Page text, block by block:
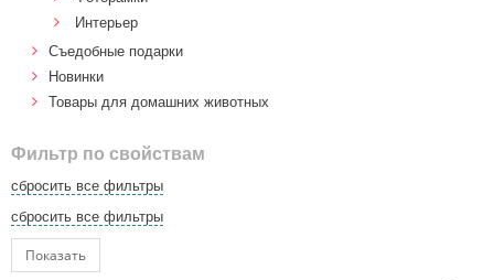
Интерьер
Cъедобные подарки
Новинки
Товары для домашних животных
Фильтр по свойствам
сбросить все фильтры
сбросить все фильтры
Показать